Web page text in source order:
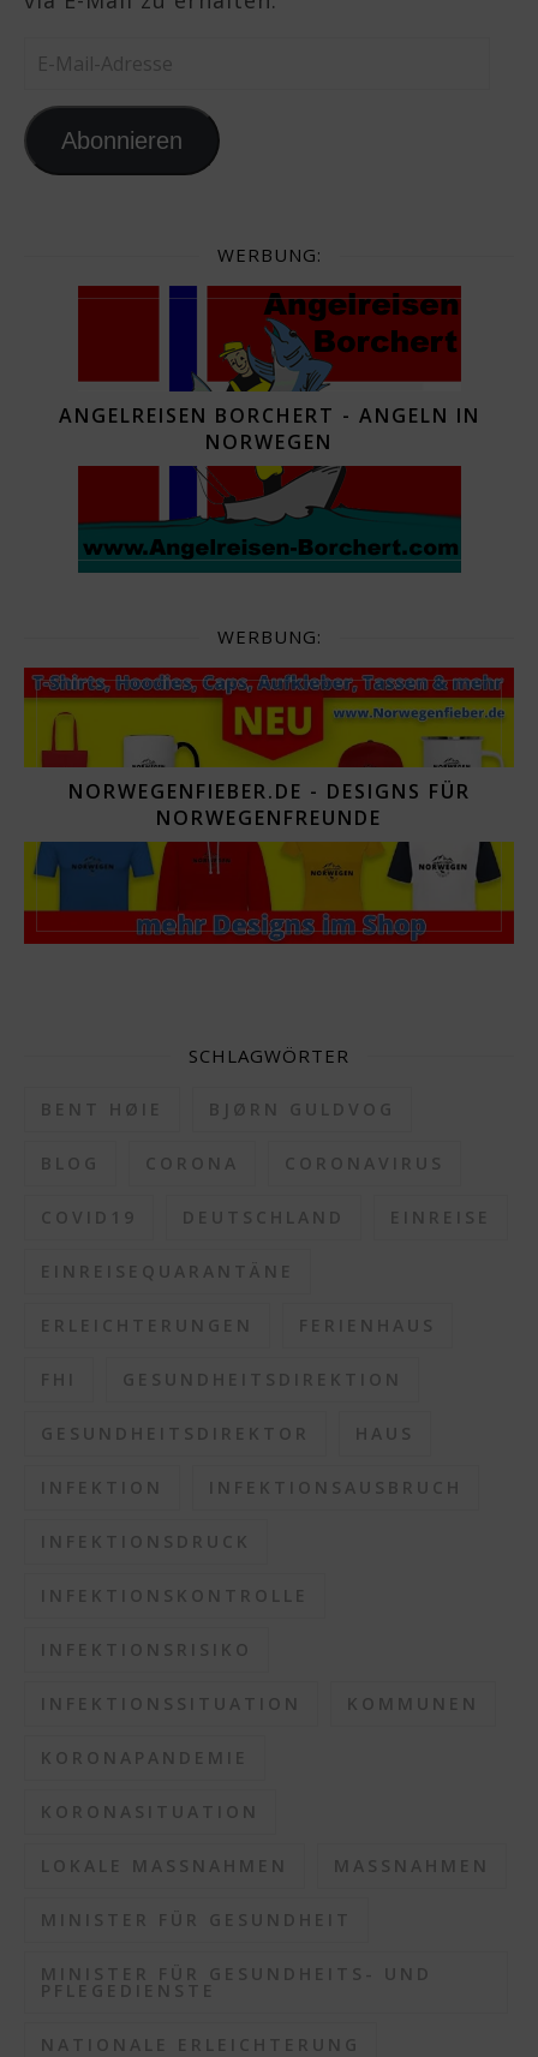
E-Mail-Adresse
Abonnieren
WERBUNG:
ANGELREISEN BORCHERT - ANGELN IN
NORWEGEN
WERBUNG:
NORWEGENFIEBER.DE - DESIGNS FÜR
NORWEGENFREUNDE
SCHLAGWÖRTER
BENT HØIE BJØRN GULDVOG
BLOG CORONA CORONAVIRUS
COVID19 DEUTSCHLAND EINREISE
EINREISEQUARANTÄNE
ERLEICHTERUNGEN FERIENHAUS
FHI GESUNDHEITSDIREKTION
GESUNDHEITSDIREKTOR HAUS
INFEKTION INFEKTIONSAUSBRUCH
INFEKTIONSDRUCK
INFEKTIONSKONTROLLE
INFEKTIONSRISIKO
INFEKTIONSSITUATION KOMMUNEN
KORONAPANDEMIE
KORONASITUATION
LOKALE MASSNAHMEN MASSNAHMEN
MINISTER FÜR GESUNDHEIT
MINISTER FÜR GESUNDHEITS- UND
PFLEGEDIENSTE
NATIONALE ERLEICHTERUNG